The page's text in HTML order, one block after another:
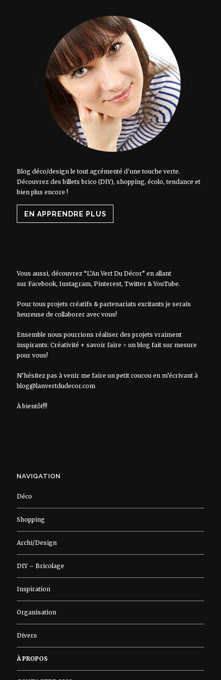
Blog déco/design le tout agrémenté d'une touche verte.
Découvrez des billets brico (DIY), shopping, écolo, tendance et
bien plus encore !
EN APPRENDRE PLUS
Vous aussi, découvrez “L’An Vert Du Décor” en allant
sur Facebook, Instagram, Pinterest, Twitter&YouTube.
Pour tous projets créatifs & partenariats excitants je serais
heureuse de collaborer avec vous!
Ensemble nous pourrions réaliser des projets vraiment
inspirants: Créativité + savoir faire = un blog fait sur mesure
pour vous!
N’hésitez pas à venir me faire un petit coucou en m’écrivant à
blog@lanvertdudecor.com
À bientôt!!!
NAVIGATION
Déco
Shopping
Archi/Design
DIY – Bricolage
Inspiration
Organisation
Divers
À PROPOS